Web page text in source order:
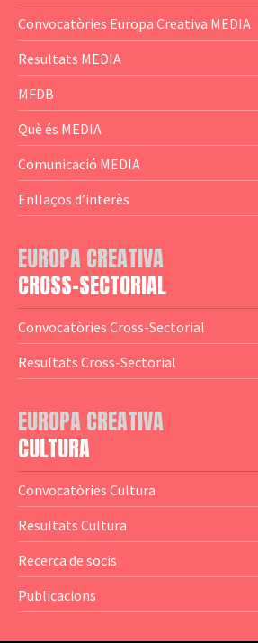
Convocatòries Europa Creativa MEDIA
— Content Cluster
— Business Cluster
— Audience Cluster
— Altres
Resultats MEDIA
MFDB
Què és MEDIA
— El subprograma MEDIA
— Agència Executiva
— Logotips
Comunicació MEDIA
— Estrenes a Catalunya
— Notícies
— Publicacions
— Guies MEDIA
— Altres Guies
— Presentacions
— Estudis
Enllaços d’interès
EUROPA CREATIVA
CROSS-SECTORIAL
Convocatòries Cross-Sectorial
Resultats Cross-Sectorial
EUROPA CREATIVA
CULTURA
Convocatòries Cultura
Resultats Cultura
Recerca de socis
Publicacions